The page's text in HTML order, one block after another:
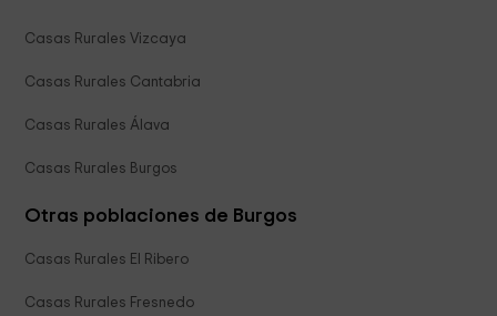
Casas Rurales Vizcaya
Casas Rurales Cantabria
Casas Rurales Álava
Casas Rurales Burgos
Otras poblaciones de Burgos
Casas Rurales El Ribero
Casas Rurales Fresnedo